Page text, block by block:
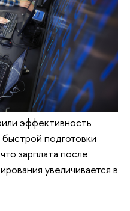
эффективность
подготовки
зарплата после
увеличивается в